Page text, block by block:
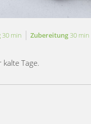
30 min Zubereitung 30 min
Tage.